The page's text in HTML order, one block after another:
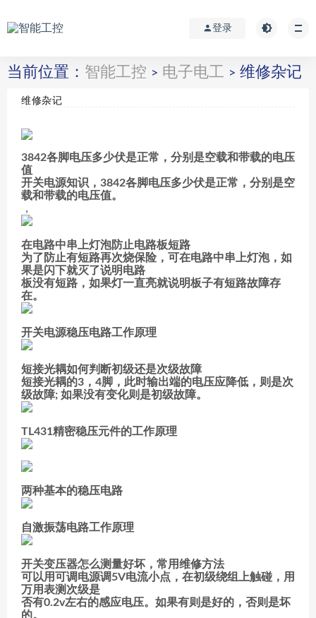
登录
当前位置： 智能工控 > 电子电工 > 维修杂记
维修杂记
3842各脚电压多少伏是正常，分别是空载和带载的电压
值
开关电源知识，3842各脚电压多少伏是正常，分别是空
载和带载的电压值。
，
在电路中串上灯泡防止电路板短路
为了防止有短路再次烧保险，可在电路中串上灯泡，如
果是闪下就灭了说明电路
板没有短路，如果灯一直亮就说明板子有短路故障存
在。
开关电源稳压电路工作原理
短接光耦如何判断初级还是次级故障
短接光耦的3，4脚，此时输出端的电压应降低，则是次
级故障; 如果没有变化则是初级故障。
TL431精密稳压元件的工作原理
两种基本的稳压电路
自激振荡电路工作原理
开关变压器怎么测量好坏，常用维修方法
可以用可调电源调5V电流小点，在初级绕组上触碰，用
万用表测次级是
否有0.2v左右的感应电压。如果有则是好的，否则是坏
的。